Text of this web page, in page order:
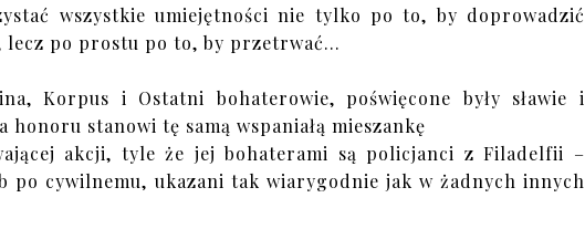
wszystkie umiejętności nie tylko po to, by doprowadzić
po prostu po to, by przetrwać...
Korpus i Ostatni bohaterowie, poświęcone były sławie i
honoru stanowi tę samą wspaniałą mieszankę
akcji, tyle że jej bohaterami są policjanci z Filadelfii –
po cywilnemu, ukazani tak wiarygodnie jak w żadnych innych